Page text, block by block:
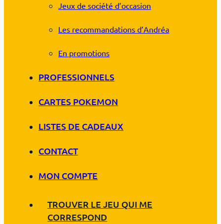
Jeux de société d’occasion
Les recommandations d’Andréa
En promotions
PROFESSIONNELS
CARTES POKEMON
LISTES DE CADEAUX
CONTACT
MON COMPTE
TROUVER LE JEU QUI ME
CORRESPOND